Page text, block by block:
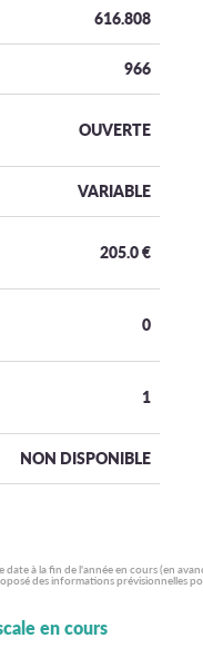
616.808
966
OUVERTE
VARIABLE
205.0€
0
1
NON DISPONIBLE
date à la fin de l'année en cours (en
des informations prévisionnelles
en cours